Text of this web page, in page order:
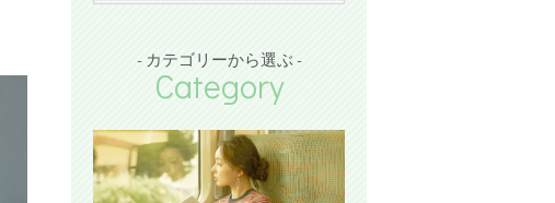
- カテゴリーから選ぶ -
Category